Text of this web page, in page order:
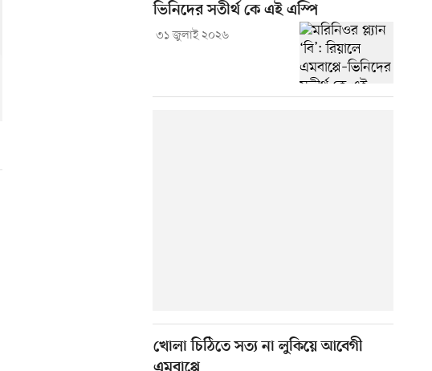
ভিনিদের সতীর্থ কে এই এস্পি
৩১ জুলাই ২০২৬
খোলা চিঠিতে সত্য না লুকিয়ে আবেগী